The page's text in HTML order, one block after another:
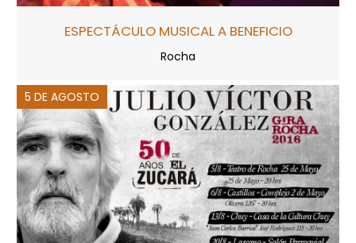
ESPECTÁCULO MUSICAL A BENEFICIO
Rocha
5 DE AGOSTO